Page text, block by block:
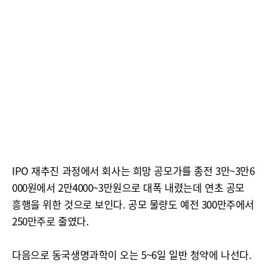
IPO 재추진 과정에서 회사는 희망 공모가를 종전 3만~3만6
000원에서 2만4000~3만원으로 대폭 내렸는데 연초 공모
흥행을 위한 것으로 보인다. 공모 물량도 예전 300만주에서
250만주로 줄였다.
다음으로 동국생명과학이 오는 5~6일 일반 청약에 나선다.